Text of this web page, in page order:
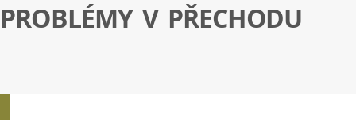
PROBLÉMY V PŘECHODU